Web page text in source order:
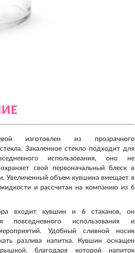
изготовлен из прозрачного
Закаленное стекло подходит для
использования, оно не
свой первоначальный блеск в
Увеличенный объем кувшина вмещает в
и рассчитан на компанию из 6
входит кувшин и 6 стаканов, он
повседневного использования и
Удобный сливной носик
разлива напитка. Кувшин оснащен
благодаря которой напиток